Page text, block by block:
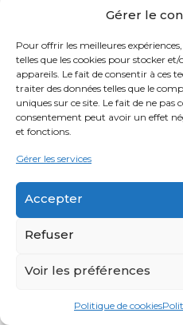
Gérer le
Pour offrir les meilleures
telles que les cookies pour stocker
appareils. Le fait de consentir à ces
traiter des données telles que le
uniques sur ce site. Le fait de ne pas
consentement peut avoir un effet
et fonctions.
Gérer les services
Accepter
Refuser
Voir les préférences
Politique de cookies
43 rue de la République
Site Map
Réseau, Lecture &
Informations